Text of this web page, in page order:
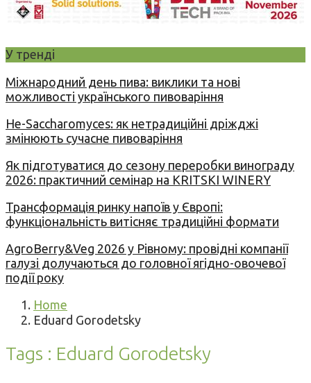
У тренді
Міжнародний день пива: виклики та нові
можливості українського пивоваріння
Не-Saccharomyces: як нетрадиційні дріжджі
змінюють сучасне пивоваріння
Як підготуватися до сезону переробки винограду
2026: практичний семінар на KRITSKI WINERY
Трансформація ринку напоїв у Європі:
функціональність витісняє традиційні формати
AgroBerry&Veg 2026 у Рівному: провідні компанії
галузі долучаються до головної ягідно-овочевої
події року
Home
Eduard Gorodetsky
Tags : Eduard Gorodetsky